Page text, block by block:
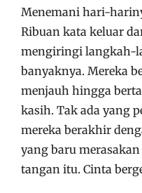
Menemani hari-
Ribuan kata keluar
mengiringi langkah-
banyaknya. Mereka
menjauh hingga
kasih. Tak ada yang
mereka berakhir
yang baru
tangan itu. Cinta